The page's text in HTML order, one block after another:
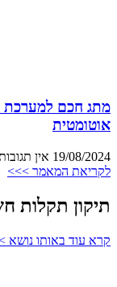
מתג חכם למערכת
אוטומטית
19/08/2024 אין
לקריאת המאמר >>>
תיקון תקלות
קרא עוד באותו נושא